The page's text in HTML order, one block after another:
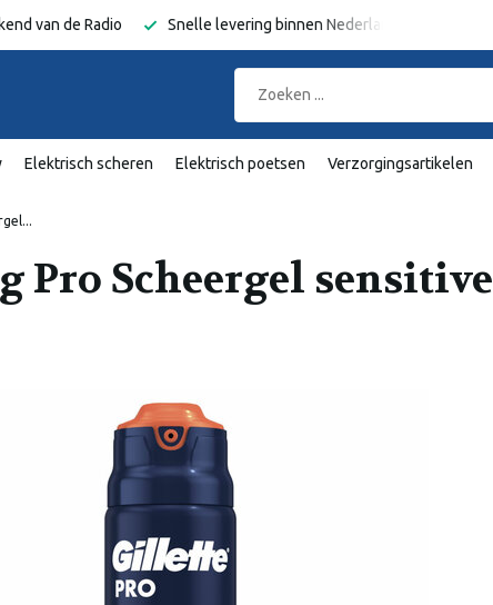
van de Radio Snelle levering binnen Nederland en België
Elektrisch scheren Elektrisch poetsen Verzorgingsartikelen
Pro Scheergel sensitive